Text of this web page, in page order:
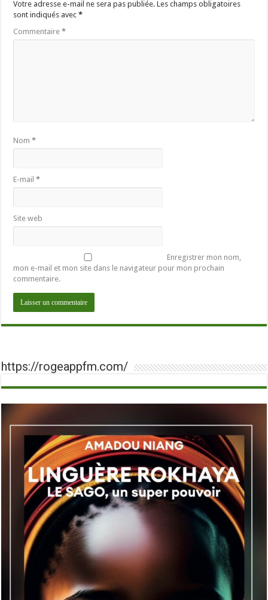
Votre adresse e-mail ne sera pas publiée. Les champs obligatoires
sont indiqués avec*
Commentaire*
Nom*
E-mail*
Site web
Enregistrer mon nom,
mon e-mail et mon site dans le navigateur pour mon prochain
commentaire.
https://rogeappfm.com/